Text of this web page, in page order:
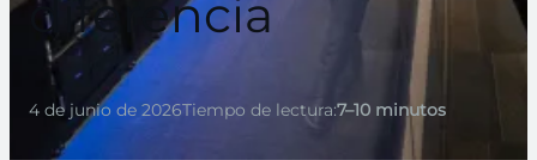
diferencia
4 de junio de 2026Tiempo de lectura:7–10 minutos